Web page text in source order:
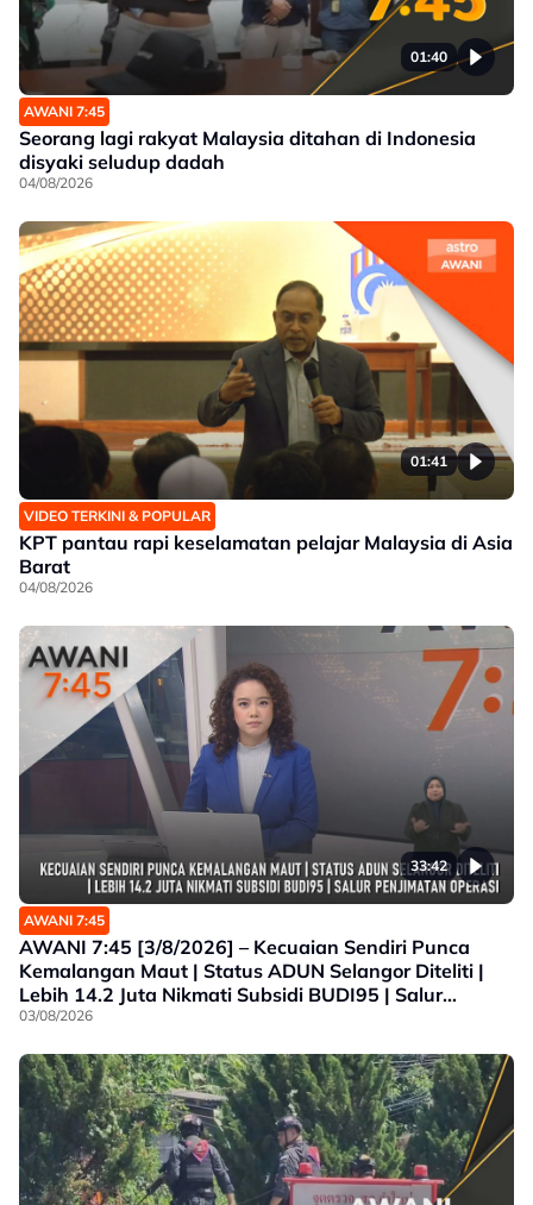
01:40
AWANI 7:45
Seorang lagi rakyat Malaysia ditahan di Indonesia
disyaki seludup dadah
04/08/2026
01:41
VIDEO TERKINI & POPULAR
KPT pantau rapi keselamatan pelajar Malaysia di Asia
Barat
04/08/2026
33:42
AWANI 7:45
AWANI 7:45 [3/8/2026] – Kecuaian Sendiri Punca
Kemalangan Maut | Status ADUN Selangor Diteliti |
Lebih 14.2 Juta Nikmati Subsidi BUDI95 | Salur
Penjimatan Operasi
03/08/2026